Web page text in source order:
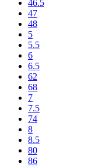
46.5
47
48
5
5.5
6
6.5
62
68
7
7.5
74
8
8.5
80
86